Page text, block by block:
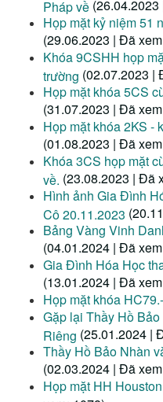
Pháp về
Họp mặt kỷ niệm 51
(29.06.2023 | Đã
Khóa 9CSHH họp
trường (02.07.2023 |
Họp mặt khóa 5CS
(31.07.2023 | Đã
Họp mặt khóa 2KS -
(01.08.2023 | Đã
Khóa 3CS họp mặt
về. (23.08.2023 | Đã
Hình ảnh Gia Đình
Cô 20.11.2023
Bảng Vàng Vinh
(04.01.2024 | Đã
Gia Đình Hóa Học
(13.01.2024 | Đã
Họp mặt khóa HC79.-
Gặp lại Thầy Hồ
Riêng (25.01.2024 |
Thầy Hồ Bảo Nhàn
(02.03.2024 | Đã
Họp mặt HH